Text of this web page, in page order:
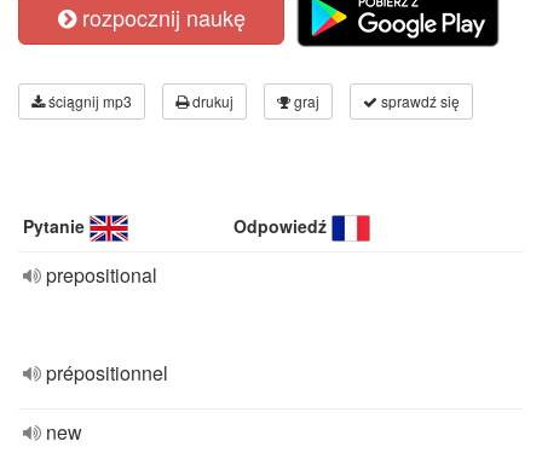
rozpocznij naukę
ściągnij mp3 drukuj graj sprawdź się
Pytanie Odpowiedź
prepositional
prépositionnel
new